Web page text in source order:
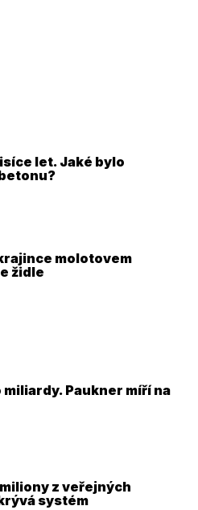
let. Jaké bylo
molotovem
židle
miliardy. Paukner míří na
z veřejných
systém